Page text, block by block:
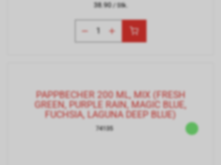
38.90/ Stk.
PAPPBECHER 200 ML, MIX (FRESH
GREEN, PURPLE RAIN, MAGIC BLUE,
FUCHSIA, LAGUNA DEEP BLUE)
74135